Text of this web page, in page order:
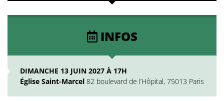
INFOS
DIMANCHE 13 JUIN 2027 À 17H
Église Saint-Marcel 82 boulevard de l’Hôpital, 75013 Paris